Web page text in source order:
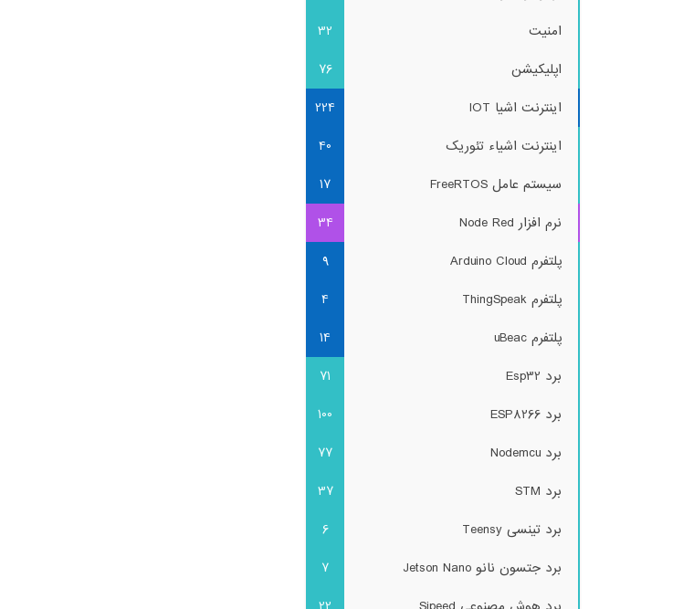
امنیت
32
اپلیکیشن
76
اینترنت اشیا IOT
224
اینترنت اشیاء تئوریک
40
سیستم عامل FreeRTOS
17
نرم افزار Node Red
34
پلتفرم Arduino Cloud
9
پلتفرم ThingSpeak
4
پلتفرم uBeac
14
برد Esp32
71
برد ESP8266
100
برد Nodemcu
77
برد STM
37
برد تینسی Teensy
6
برد جتسون نانو Jetson Nano
7